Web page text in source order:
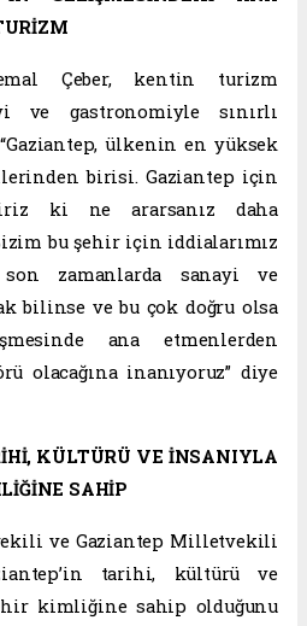
Çeber, kentin turizm
ve gastronomiyle sınırlı
ülkenin en yüksek
birisi. Gaziantep için
ki ne ararsanız daha
bu şehir için iddialarımız
zamanlarda sanayi ve
bilinse ve bu çok doğru olsa
ana etmenlerden
olacağına inanıyoruz” diye
KÜLTÜRÜ VE İNSANIYLA
SAHİP
ve Gaziantep Milletvekili
tarihi, kültürü ve
kimliğine sahip olduğunu